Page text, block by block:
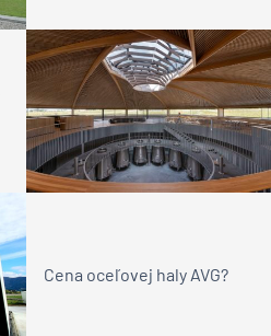
Cena oceľovej haly AVG?